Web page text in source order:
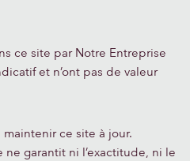
ce site par Notre Entreprise
et n’ont pas de valeur
maintenir ce site à jour.
garantit ni l’exactitude, ni le